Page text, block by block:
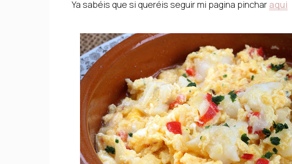
Ya sabéis que si queréis seguir mi pagina pinchar aqui